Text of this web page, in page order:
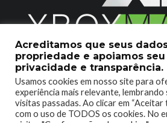
2020 © Xboxmania. Todos os
SOBRE O XBOX MANIA
ENCONTROU UM
Acreditamos que seus
propriedade e apoiamos
privacidade e transparência.
Usamos cookies em nosso site para
experiência mais relevante, lembrando
visitas passadas. Ao clicar em “Aceitar
com o uso de TODOS os cookies. No